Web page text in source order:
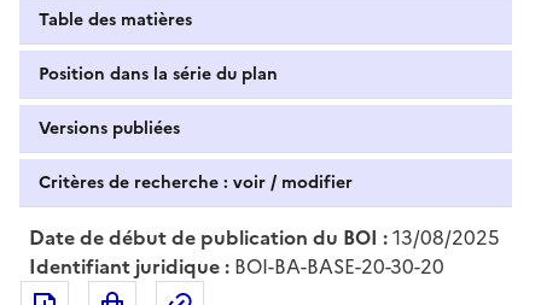
Table des matières
Position dans la série du plan
Versions publiées
Critères de recherche : voir / modifier
Date de début de publication du BOI :13/08/2025
Identifiant juridique : BOI-BA-BASE-20-30-20